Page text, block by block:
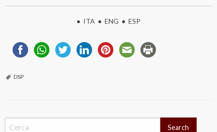
• ITA • ENG • ESP
DSP
Search